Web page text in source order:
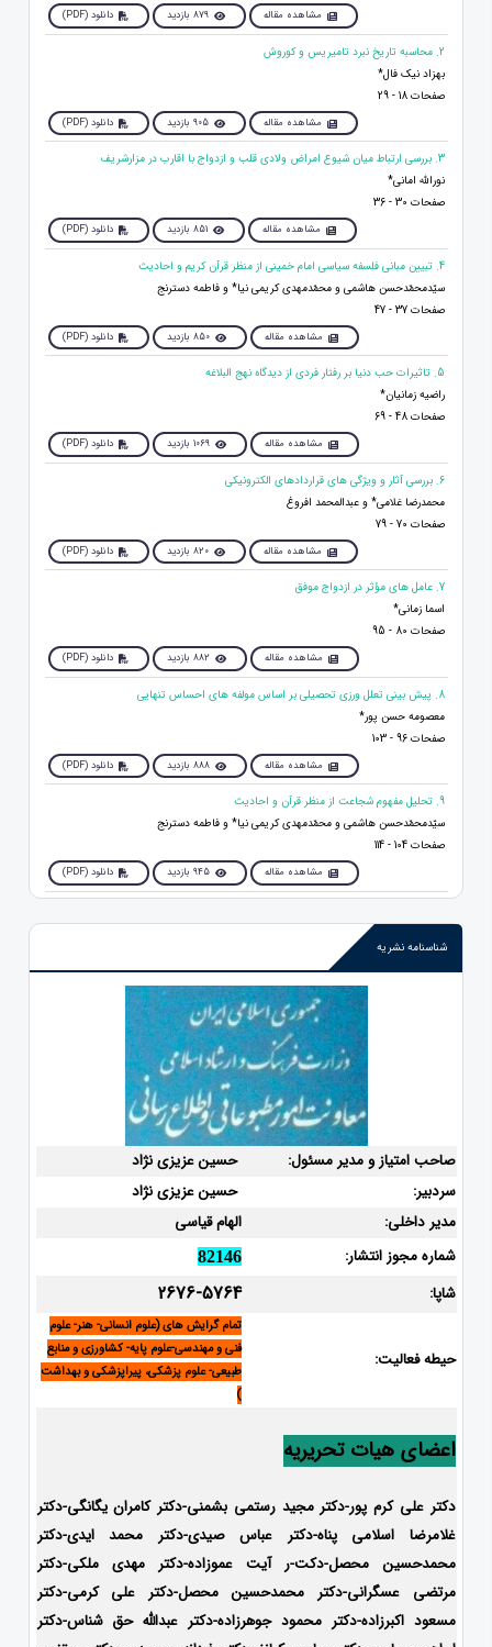
مشاهده مقاله 879 بازدید دانلود (PDF)
2. محاسبه تاریخ نبرد تامیریس و کوروش
بهزاد نیک فال*
صفحات 18 - 29
مشاهده مقاله 905 بازدید دانلود (PDF)
3. بررسی ارتباط میان شیوع امراض ولادی قلب و ازدواج با اقارب در مزارشریف
نوراللّه امانی*
صفحات 30 - 36
مشاهده مقاله 851 بازدید دانلود (PDF)
4. تبیین مبانی فلسفه سیاسی امام خمینی از منظر قرآن کریم و احادیث
سیّدمحمّدحسن هاشمی و محمّدمهدی کریمی نیا* و فاطمه دسترنج
صفحات 37 - 47
مشاهده مقاله 850 بازدید دانلود (PDF)
5. تاثیرات حب دنیا بر رفتار فردی از دیدگاه نهج البلاغه
راضیه زمانیان*
صفحات 48 - 69
مشاهده مقاله 1069 بازدید دانلود (PDF)
6. بررسی آثار و ویژگی های قراردادهای الکترونیکی
محمدرضا غلامی* و عبدالمحمد افروغ
صفحات 70 - 79
مشاهده مقاله 820 بازدید دانلود (PDF)
7. عامل های مؤثر در ازدواج موفق
اسما زمانی*
صفحات 80 - 95
مشاهده مقاله 882 بازدید دانلود (PDF)
8. پیش بینی تعلل ورزی تحصیلی بر اساس مولفه های احساس تنهایی
معصومه حسن پور*
صفحات 96 - 103
مشاهده مقاله 888 بازدید دانلود (PDF)
9. تحلیل مفهوم شجاعت از منظر قرآن و احادیث
سیّدمحمّدحسن هاشمی و محمّدمهدی کریمی نیا* و فاطمه دسترنج
صفحات 104 - 114
مشاهده مقاله 945 بازدید دانلود (PDF)
شناسنامه نشریه
صاحب امتیاز و مدیر مسئول:
حسین عزیزی نژاد
سردبیر:
حسین عزیزی نژاد
مدیر داخلی:
الهام قیاسی
شماره مجوز انتشار:
82146
شاپا: 2676-5764
حیطه فعالیت:
تمام گرایش های (علوم انسانی- هنر- علوم
فنی و مهندسی-علوم پایه- کشاورزی و منابع
طبیعی- علوم پزشکی، پیراپزشکی و بهداشت
)
اعضای هیات تحریریه
دکتر علی کرم پور-دکتر مجید رستمی بشمنی-دکتر کامران یگانگی-دکتر
غلامرضا اسلامی پناه-دکتر عباس صیدی-دکتر محمد ایدی-دکتر
محمدحسین محصل-دکت-ر آیت عموزاده-دکتر مهدی ملکی-دکتر
مرتضی عسگرانی-دکتر محمدحسین محصل-دکتر علی کرمی-دکتر
مسعود اکبرزاده-دکتر محمود جوهرزاده-دکتر عبدالله حق شناس-دکتر